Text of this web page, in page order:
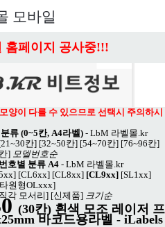
모바일
홈페이지 공사중!!!
양이 다를 수 있으므로 선택시 주의하시
류 (0~5칸, A4라벨) - LbM 라벨몰.kr
칸] [32~50칸] [54~70칸] [76~96칸]
] 모델번호순
호별 분류 A4 - LbM 라벨몰.kr
[CL6xx] [CL8xx] [CL9xx] [SL1xx]
원형OLxxx]
각 모서리] [신제품] 크기순
(30칸) 흰색 모조 레이저 프
바코드용라벨 - iLabels